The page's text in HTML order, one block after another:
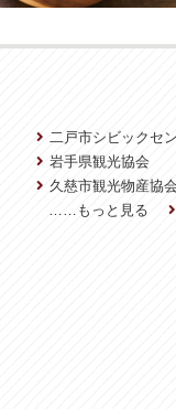
二戸市シビックセ
岩手県観光協会
久慈市観光物産協
……もっと見る